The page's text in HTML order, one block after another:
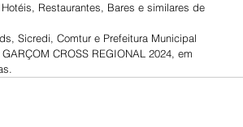
Restaurantes, Bares e similares de
Sicredi, Comtur e Prefeitura Municipal
CROSS REGIONAL 2024, em